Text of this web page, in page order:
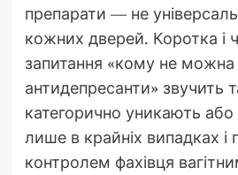
препарати — не
кожних дверей. Коротка і
запитання «кому не можна
антидепресанти» звучить
категорично уникають
лише в крайніх випадках і
контролем фахівця